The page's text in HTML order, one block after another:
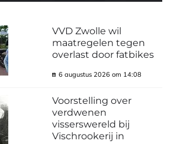
VVD Zwolle wil
maatregelen tegen
overlast door fatbikes
6 augustus 2026 om 14:08
Voorstelling over
verdwenen
visserswereld bij
Vischrookerij in